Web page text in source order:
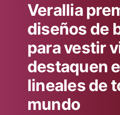
Verallia
diseños de
para vestir
destaquen
lineales de
mundo